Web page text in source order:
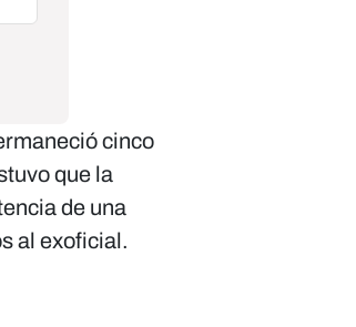
cinco
que la
de una
al exoficial.